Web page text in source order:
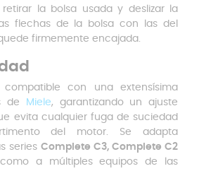
la bolsa usada y deslizar la
flechas de la bolsa con las del
firmemente encajada.
compatible con una extensísima
de
Miele, garantizando un ajuste
evita cualquier fuga de suciedad
del motor. Se adapta
series Complete C3, Complete C2
a múltiples equipos de las